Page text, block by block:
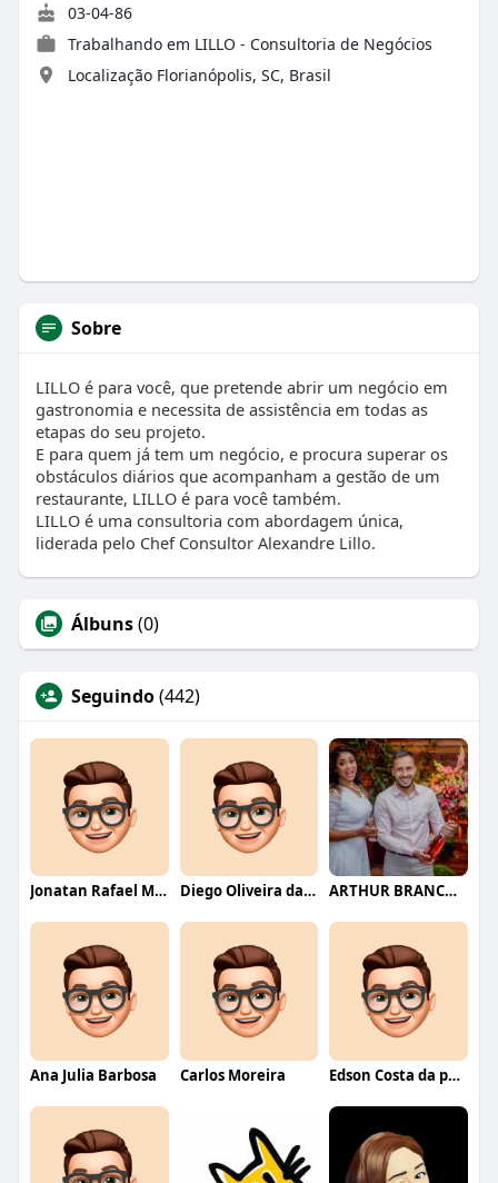
03-04-86
Trabalhando em LILLO - Consultoria de Negócios
Localização Florianópolis, SC, Brasil
Sobre
LILLO é para você, que pretende abrir um negócio em
gastronomia e necessita de assistência em todas as
etapas do seu projeto.
E para quem já tem um negócio, e procura superar os
obstáculos diários que acompanham a gestão de um
restaurante, LILLO é para você também.
LILLO é uma consultoria com abordagem única,
liderada pelo Chef Consultor Alexandre Lillo.
Álbuns(0)
Seguindo(442)
Jonatan Rafael Mello Diego Oliveira da Motta ARTHUR BRANCO FERNANDES
Ana Julia Barbosa Carlos Moreira Edson Costa da paixão